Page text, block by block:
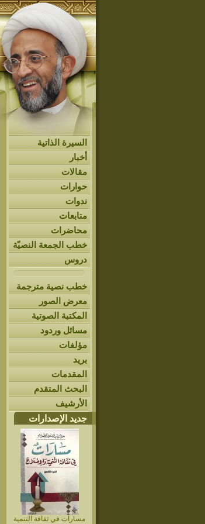
السيرة الذاتية
أخبار
مقالات
حوارات
ندوات
متابعات
محاضرات
خطب الجمعة النصيّة
دروس
خطب نصية مترجمة
معرض الصور
المكتبة الصوتية
مسائل وردود
مؤلفات
بريد
المقدمات
البحث المتقدم
الأرشيف
جديد الإصدارات
مسارات في ثقافة التنمية